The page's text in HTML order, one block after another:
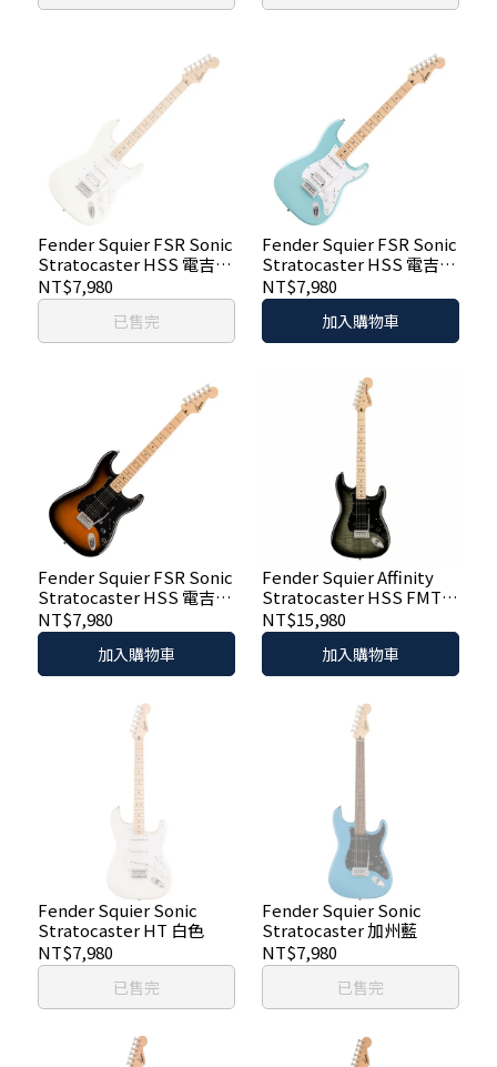
Fender Squier FSR Sonic
Stratocaster HSS 電吉他
- 亮白色
NT$7,980
已售完
Fender Squier FSR Sonic
Stratocaster HSS 電吉他
- 湖水藍
NT$7,980
加入購物車
Fender Squier FSR Sonic
Stratocaster HSS 電吉他
- 黑護板漸層色
NT$7,980
加入購物車
Fender Squier Affinity
Stratocaster HSS FMT
電吉他 黑火焰漸層
NT$15,980
加入購物車
Fender Squier Sonic
Stratocaster HT 白色
NT$7,980
已售完
Fender Squier Sonic
Stratocaster 加州藍
NT$7,980
已售完